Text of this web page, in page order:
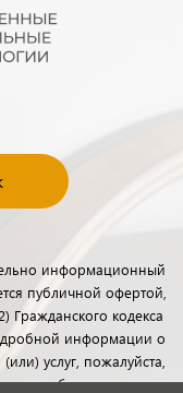
информационный
публичной офертой,
Гражданского кодекса
информации о
услуг, пожалуйста,
обслуживания с